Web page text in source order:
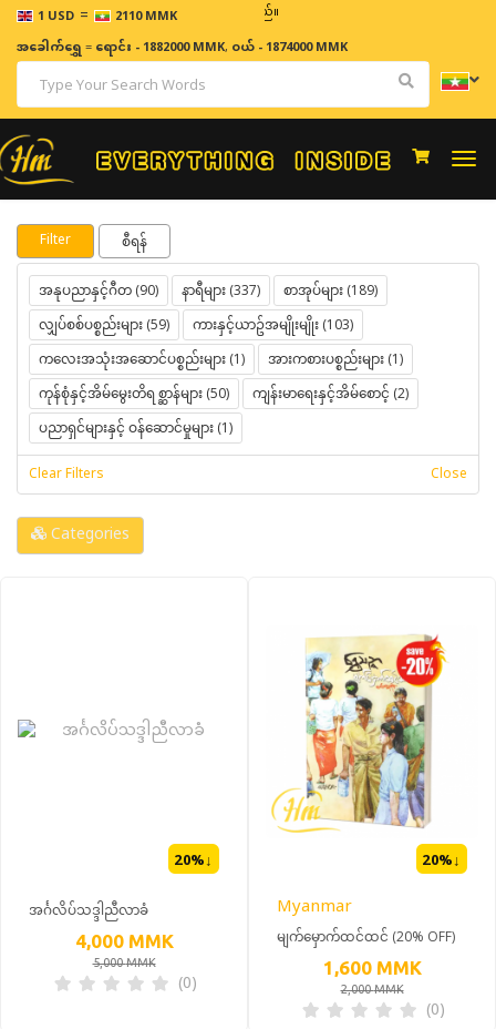
1 USD = 2110 MMK
ဈေးနှုန်းများသည် အချိန်နှင့် အမျှပြောင်းလဲနိုင်သည်။
အခေါက်ရွှေ=ရောင်း - 1882000 MMK, ဝယ် - 1874000 MMK
Filter စီရန်
အနုပညာနှင့်ဂီတ (90) နာရီများ (337)
စာအုပ်များ (189)
လျှပ်စစ်ပစ္စည်းများ (59)
ကားနှင့်ယာဥ်အမျိုးမျိုး (103)
ကလေးအသုံးအဆောင်ပစ္စည်းများ (1)
အားကစားပစ္စည်းများ (1)
ကုန်စုံနှင့်အိမ်မွေးတိရစ္ဆာန်များ (50)
ကျန်းမာရေးနှင့်အိမ်စောင့် (2)
ပညာရှင်များနှင့် ဝန်ဆောင်မှုများ (1)
Clear Filters Close
Categories
20%↓
အင်္ဂလိပ်သဒ္ဒါညီလာခံ
4,000 MMK
5,000 MMK
(0)
20%↓
Myanmar
မျက်မှောက်ထင်ထင် (20% OFF)
1,600 MMK
2,000 MMK
(0)